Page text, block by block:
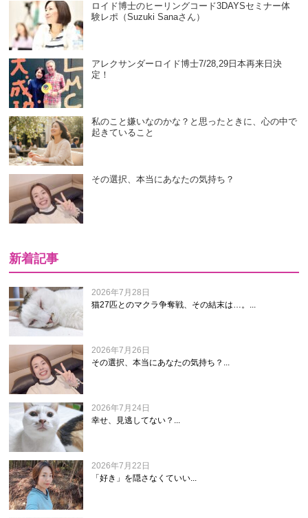
ロイド博士のヒーリングコード3DAYSセミナー体
験レポ（Suzuki Sanaさん）
アレクサンダーロイド博士7/28,29日本再来日決
定！
私のこと嫌いなのかな？と思ったときに、心の中で
起きていること
その選択、本当にあなたの気持ち？
新着記事
2026年7月28日
猫27匹とのマクラ争奪戦、その結末は…。...
2026年7月26日
その選択、本当にあなたの気持ち？...
2026年7月24日
幸せ、見逃してない？...
2026年7月22日
「好き」を隠さなくていい...